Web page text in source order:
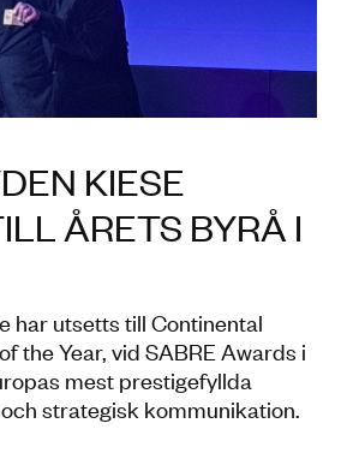
KIESE
ÅRETS BYRÅ I
har utsetts till Continental
the Year, vid SABRE Awards i
mest prestigefyllda
strategisk kommunikation.